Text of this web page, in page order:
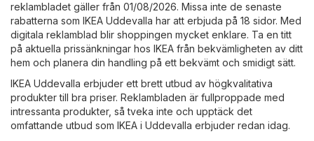
reklambladet gäller från 01/08/2026. Missa inte de senaste
rabatterna som IKEA Uddevalla har att erbjuda på 18 sidor. Med
digitala reklamblad blir shoppingen mycket enklare. Ta en titt
på aktuella prissänkningar hos IKEA från bekvämligheten av ditt
hem och planera din handling på ett bekvämt och smidigt sätt.
IKEA Uddevalla erbjuder ett brett utbud av högkvalitativa
produkter till bra priser. Reklambladen är fullproppade med
intressanta produkter, så tveka inte och upptäck det
omfattande utbud som IKEA i Uddevalla erbjuder redan idag.